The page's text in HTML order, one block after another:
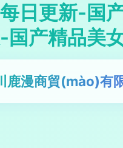
日更新-国
国产精品美
鹿漫商貿(mào)有